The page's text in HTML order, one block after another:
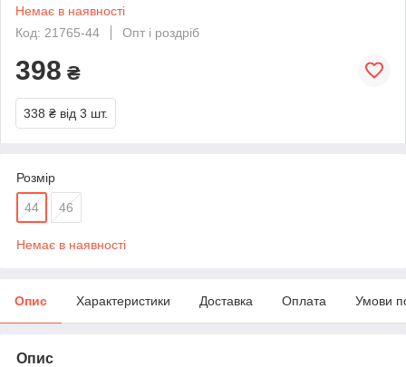
Немає в наявності
Код: 21765-44
Опт і роздріб
398 ₴
338 ₴ від 3 шт.
Розмір
44 46
Немає в наявності
Опис Характеристики Доставка Оплата Умови
Опис